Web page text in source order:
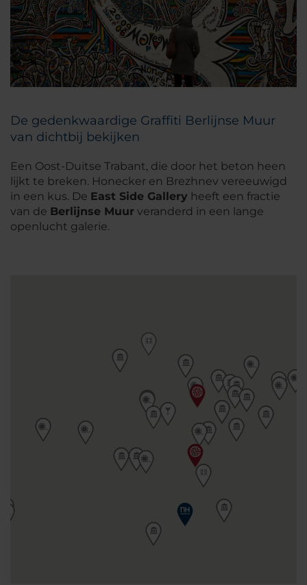
De gedenkwaardige Graffiti Berlijnse Muur
van dichtbij bekijken
Een Oost-Duitse Trabant, die door het beton heen
lijkt te breken. Honecker en Brezhnev vereeuwigd
in een kus. De East Side Gallery heeft een fractie
van de Berlijnse Muur veranderd in een lange
openlucht galerie.